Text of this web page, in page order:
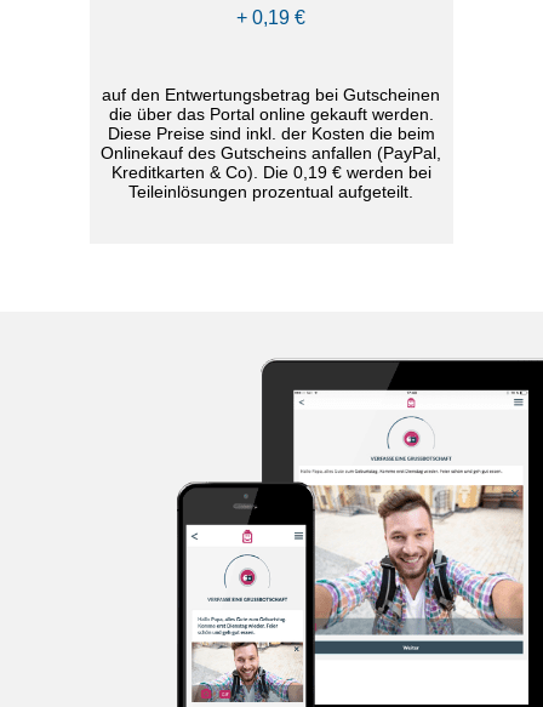
+ 0,19 €
auf den Entwertungsbetrag bei Gutscheinen
die über das Portal online gekauft werden.
Diese Preise sind inkl. der Kosten die beim
Onlinekauf des Gutscheins anfallen (PayPal,
Kreditkarten & Co). Die 0,19 € werden bei
Teileinlösungen prozentual aufgeteilt.